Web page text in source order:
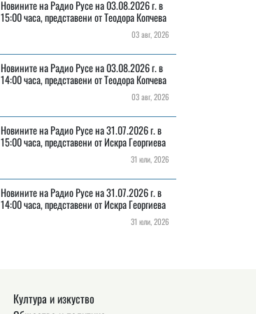
Новините на Радио Русе на 03.08.2026 г. в
15:00 часа, представени от Теодора Копчева
03 авг, 2026
Новините на Радио Русе на 03.08.2026 г. в
14:00 часа, представени от Теодора Копчева
03 авг, 2026
Новините на Радио Русе на 31.07.2026 г. в
15:00 часа, представени от Искра Георгиева
31 юли, 2026
Новините на Радио Русе на 31.07.2026 г. в
14:00 часа, представени от Искра Георгиева
31 юли, 2026
Култура и изкуство